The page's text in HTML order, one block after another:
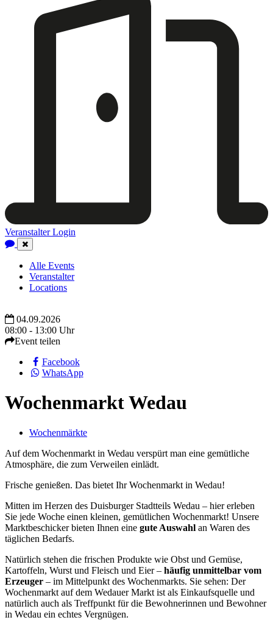
Veranstalter Login
Close
Navigation
Alle Events
Veranstalter
Locations
04.09.2026
08:00 - 13:00 Uhr
Event teilen
Facebook
WhatsApp
Wochenmarkt Wedau
Wochenmärkte
Auf dem Wochenmarkt in Wedau verspürt man eine gemütliche
Atmosphäre, die zum Verweilen einlädt.
Frische genießen. Das bietet Ihr Wochenmarkt in Wedau!
Mitten im Herzen des Duisburger Stadtteils Wedau – hier erleben
Sie jede Woche einen kleinen, gemütlichen Wochenmarkt! Unsere
Marktbeschicker bieten Ihnen eine gute Auswahl an Waren des
täglichen Bedarfs.
Natürlich stehen die frischen Produkte wie Obst und Gemüse,
Kartoffeln, Wurst und Fleisch und Eier – häufig unmittelbar vom
Erzeuger – im Mittelpunkt des Wochenmarkts. Sie sehen: Der
Wochenmarkt auf dem Wedauer Markt ist als Einkaufsquelle und
natürlich auch als Treffpunkt für die Bewohnerinnen und Bewohner
in Wedau ein echtes Vergnügen.